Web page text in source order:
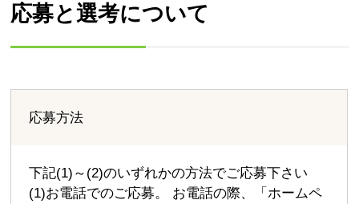
応募と選考について
応募方法
下記(1)～(2)のいずれかの方法でご応募下さい
(1)お電話でのご応募。 お電話の際、「ホームペ